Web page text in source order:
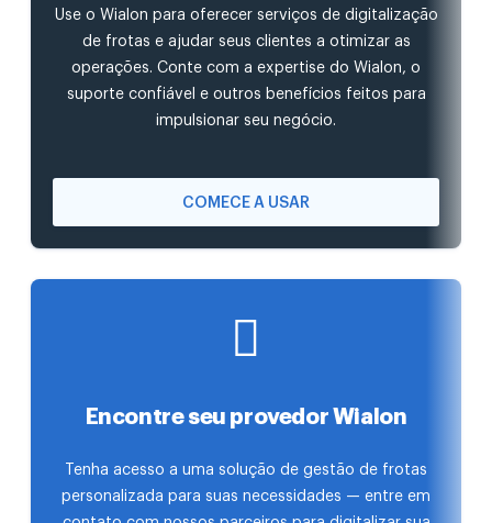
Use o Wialon para oferecer serviços de digitalização
de frotas e ajudar seus clientes a otimizar as
operações. Conte com a expertise do Wialon, o
suporte confiável e outros benefícios feitos para
impulsionar seu negócio.
COMECE A USAR
Encontre seu provedor Wialon
Tenha acesso a uma solução de gestão de frotas
personalizada para suas necessidades — entre em